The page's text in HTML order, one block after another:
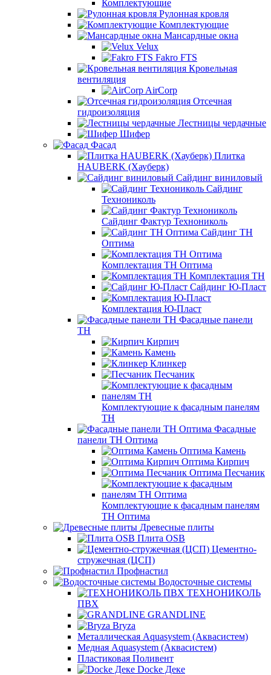
Комплектующие
Рулонная кровля
Комплектующие
Мансардные окна
Velux
Fakro FTS
Кровельная
вентиляция
AirCorp
Отсечная
гидроизоляция
Лестницы чердачные
Шифер
Фасад
Плитка
HAUBERK (Хауберк)
Сайдинг виниловый
Сайдинг
Технониколь
Сайдинг Фактур Технониколь
Сайдинг ТН
Оптима
Комплектация ТН Оптима
Комплектация ТН
Сайдинг Ю-Пласт
Комплектация Ю-Пласт
Фасадные панели
ТН
Кирпич
Камень
Клинкер
Песчаник
Комплектующие к фасадным панелям
ТН
Фасадные
панели ТН Оптима
Оптима Камень
Оптима Кирпич
Оптима Песчаник
Комплектующие к фасадным панелям
ТН Оптима
Древесные плиты
Плита OSB
Цементно-
стружечная (ЦСП)
Профнастил
Водосточные системы
ТЕХНОНИКОЛЬ
ПВХ
GRANDLINE
Bryza
Металлическая Aquasystem (Аквасистем)
Медная Aquasystem (Аквасистем)
Пластиковая Поливент
Docke Деке